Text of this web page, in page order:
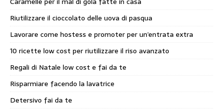
Riutilizzare il cioccolato delle uova di pasqua
Lavorare come hostess e promoter per un’entrata extra
10 ricette low cost per riutilizzare il riso avanzato
Regali di Natale low cost e fai da te
Risparmiare facendo la lavatrice
Detersivo fai da te